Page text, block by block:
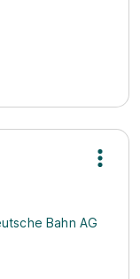
Bahn AG